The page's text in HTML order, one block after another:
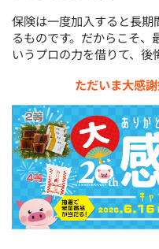
保険は一度加入すると長
るものです。だからこそ
いうプロの力を借りて、後
ただいま大感